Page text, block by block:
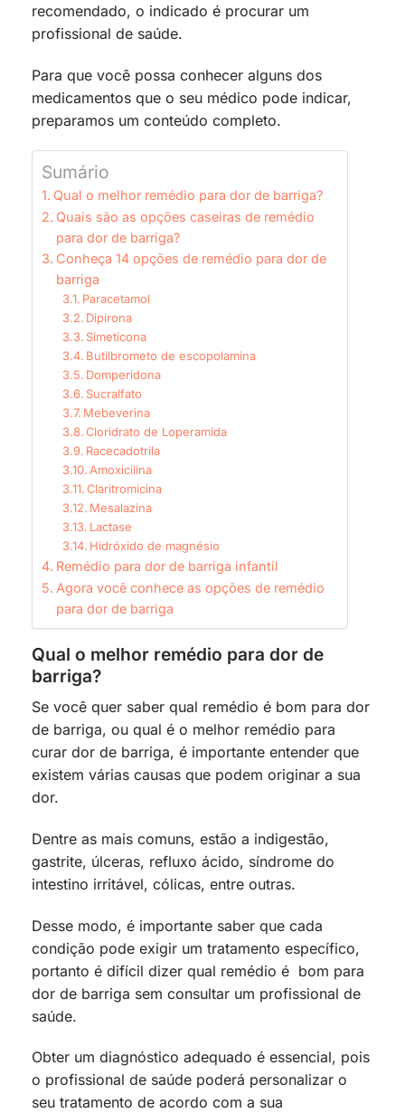
recomendado, o indicado é procurar um
profissional de saúde.
Para que você possa conhecer alguns dos
medicamentos que o seu médico pode indicar,
preparamos um conteúdo completo.
Sumário
Qual o melhor remédio para dor de barriga?
Quais são as opções caseiras de remédio
para dor de barriga?
Conheça 14 opções de remédio para dor de
barriga
Paracetamol
Dipirona
Simeticona
Butilbrometo de escopolamina
Domperidona
Sucralfato
Mebeverina
Cloridrato de Loperamida
Racecadotrila
Amoxicilina
Claritromicina
Mesalazina
Lactase
Hidróxido de magnésio
Remédio para dor de barriga infantil
Agora você conhece as opções de remédio
para dor de barriga
Qual o melhor remédio para dor de
barriga?
Se você quer saber qual remédio é bom para dor
de barriga, ou qual é o melhor remédio para
curar dor de barriga, é importante entender que
existem várias causas que podem originar a sua
dor.
Dentre as mais comuns, estão a indigestão,
gastrite, úlceras, refluxo ácido, síndrome do
intestino irritável, cólicas, entre outras.
Desse modo, é importante saber que cada
condição pode exigir um tratamento específico,
portanto é difícil dizer qual remédio é bom para
dor de barriga sem consultar um profissional de
saúde.
Obter um diagnóstico adequado é essencial, pois
o profissional de saúde poderá personalizar o
seu tratamento de acordo com a sua